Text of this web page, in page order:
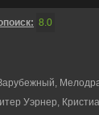
8.0
Уэрнер,